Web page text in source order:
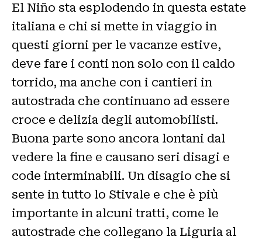
El Niño sta esplodendo in questa estate
italiana e chi si mette in viaggio in
questi giorni per le vacanze estive,
deve fare i conti non solo con il caldo
torrido, ma anche con i cantieri in
autostrada che continuano ad essere
croce e delizia degli automobilisti.
Buona parte sono ancora lontani dal
vedere la fine e causano seri disagi e
code interminabili. Un disagio che si
sente in tutto lo Stivale e che è più
importante in alcuni tratti, come le
autostrade che collegano la Liguria al